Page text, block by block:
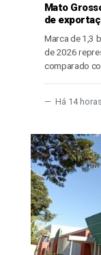
Mato
de
Marca de 1,3
de 2026
comparado
Há 14 horas